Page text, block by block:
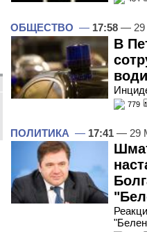
ОБЩЕСТВО — 17:58 — 29
В
779
ПОЛИТИКА — 17:41 — 29